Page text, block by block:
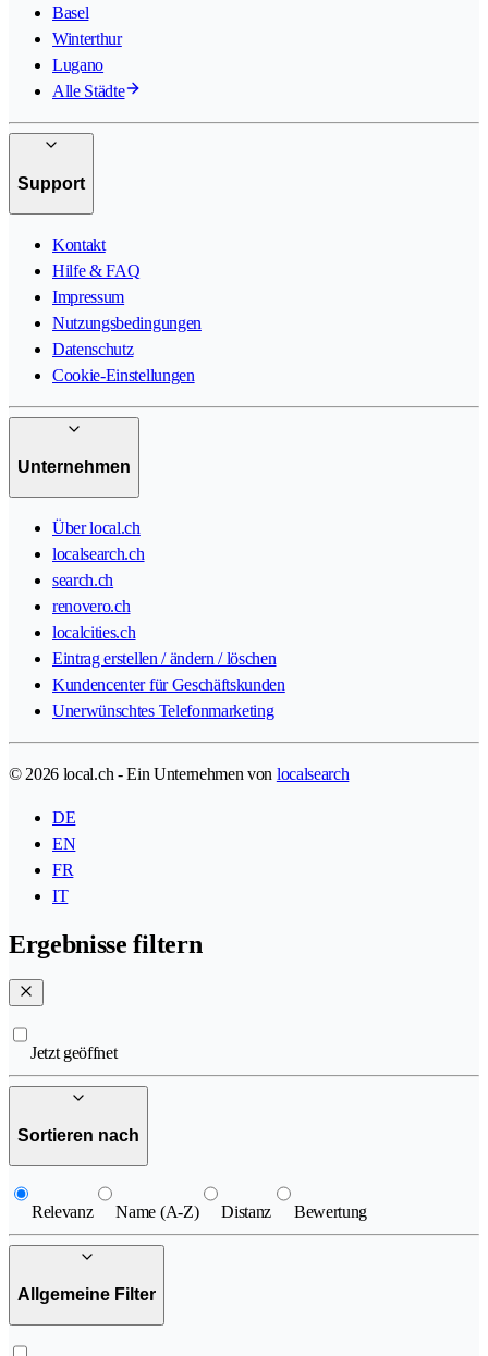
Basel
Winterthur
Lugano
Alle Städte
Support
Kontakt
Hilfe & FAQ
Impressum
Nutzungsbedingungen
Datenschutz
Cookie-Einstellungen
Unternehmen
Über local.ch
localsearch.ch
search.ch
renovero.ch
localcities.ch
Eintrag erstellen / ändern / löschen
Kundencenter für Geschäftskunden
Unerwünschtes Telefonmarketing
© 2026 local.ch - Ein Unternehmen von localsearch
DE
EN
FR
IT
Ergebnisse filtern
Jetzt geöffnet
Sortieren nach
Relevanz Name (A-Z) Distanz Bewertung
Allgemeine Filter